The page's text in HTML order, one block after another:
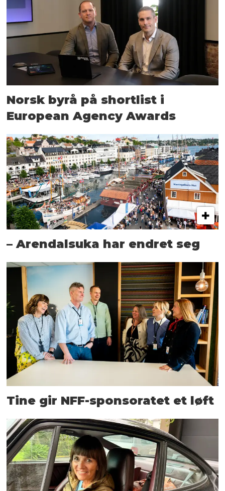
Norsk byrå på shortlist i
European Agency Awards
– Arendalsuka har endret seg
Tine gir NFF-sponsoratet et løft